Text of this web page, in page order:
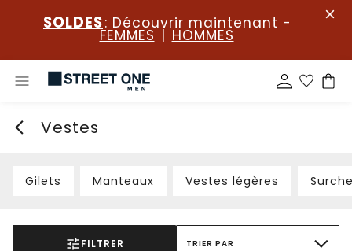
SOLDES: Découvrir maintenant -
FEMMES | HOMMES
Vestes
Gilets Manteaux Vestes légères
FILTRER TRIER PAR